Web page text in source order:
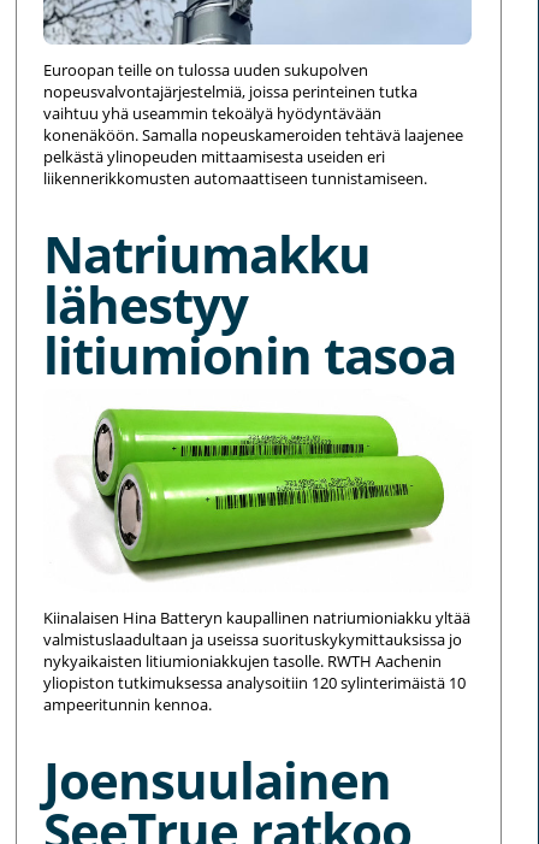
Euroopan teille on tulossa uuden sukupolven
nopeusvalvontajärjestelmiä, joissa perinteinen tutka
vaihtuu yhä useammin tekoälyä hyödyntävään
konenäköön. Samalla nopeuskameroiden tehtävä laajenee
pelkästä ylinopeuden mittaamisesta useiden eri
liikennerikkomusten automaattiseen tunnistamiseen.
Natriumakku
lähestyy
litiumionin tasoa
Kiinalaisen Hina Batteryn kaupallinen natriumioniakku yltää
valmistuslaadultaan ja useissa suorituskykymittauksissa jo
nykyaikaisten litiumioniakkujen tasolle. RWTH Aachenin
yliopiston tutkimuksessa analysoitiin 120 sylinterimäistä 10
ampeeritunnin kennoa.
Joensuulainen